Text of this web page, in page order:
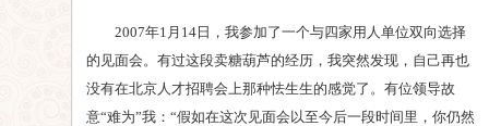
2007年1月14日，我参加了一个与四家用人单位双向选择
的见面会。有过这段卖糖葫芦的经历，我突然发现，自己再也
没有在北京人才招聘会上那种怯生生的感觉了。有位领导故
意“难为”我：“假如在这次见面会以至今后一段时间里，你仍然